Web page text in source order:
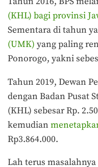
(KHL) bagi provinsi
Sementara di tahun
(UMK) yang paling
Ponorogo, yakni
Tahun 2019, Dewan
dengan Badan Pusat
(KHL) sebesar Rp.
kemudian
Rp3.864.000.
Lah terus masalahnya